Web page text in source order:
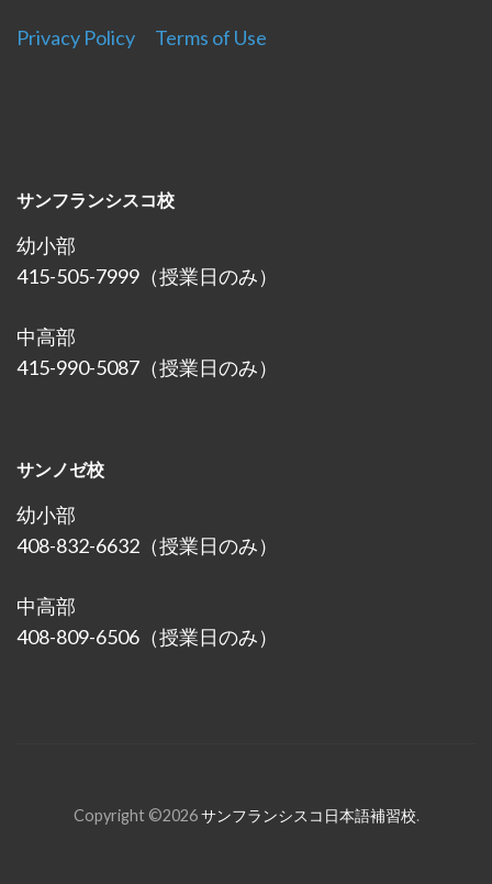
Privacy Policy Terms of Use
サンフランシスコ校
幼小部
415-505-7999（授業日のみ）
中高部
415-990-5087（授業日のみ）
サンノゼ校
幼小部
408-832-6632（授業日のみ）
中高部
408-809-6506（授業日のみ）
Copyright ©2026サンフランシスコ日本語補習校.